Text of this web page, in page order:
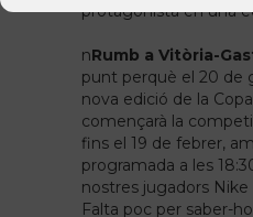
protagonista en una
nRumb a Vitòria-
punt perquè el 20 de
nova edició de la
començarà la
fins el 19 de febrer,
programada a les
nostres jugadors Nike
Falta poc per saber-